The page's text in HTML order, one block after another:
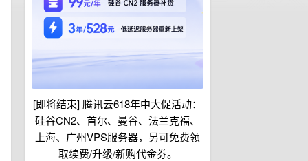
[即将结束] 腾讯云618年中大促活动：
硅谷CN2、首尔、曼谷、法兰克福、
上海、广州VPS服务器，另可免费领
取续费/升级/新购代金券。